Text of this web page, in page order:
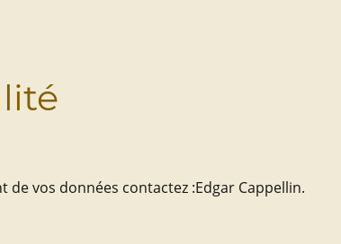
vos données contactez :Edgar Cappellin.